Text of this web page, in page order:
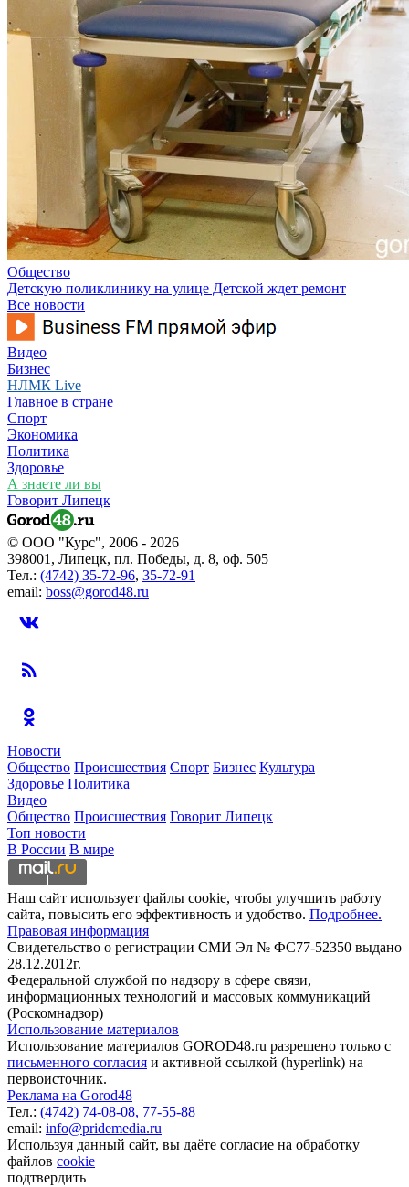
Общество
Детскую поликлинику на улице Детской ждет ремонт
Все новости
Видео
Бизнес
НЛМК Live
Главное в стране
Спорт
Экономика
Политика
Здоровье
А знаете ли вы
Говорит Липецк
© ООО "Курс", 2006 - 2026
398001, Липецк, пл. Победы, д. 8, оф. 505
Тел.: (4742) 35-72-96, 35-72-91
email: boss@gorod48.ru
Новости
Общество Происшествия Спорт Бизнес Культура
Здоровье Политика
Видео
Общество Происшествия Говорит Липецк
Топ новости
В России В мире
Наш сайт использует файлы cookie, чтобы улучшить работу
сайта, повысить его эффективность и удобство. Подробнее.
Правовая информация
Свидетельство о регистрации СМИ Эл № ФС77-52350 выдано
28.12.2012г.
Федеральной службой по надзору в сфере связи,
информационных технологий и массовых коммуникаций
(Роскомнадзор)
Использование материалов
Использование материалов GOROD48.ru разрешено только с
письменного согласия и активной ссылкой (hyperlink) на
первоисточник.
Реклама на Gorod48
Тел.: (4742) 74-08-08, 77-55-88
email: info@pridemedia.ru
Используя данный сайт, вы даёте согласие на обработку
файлов cookie
подтвердить